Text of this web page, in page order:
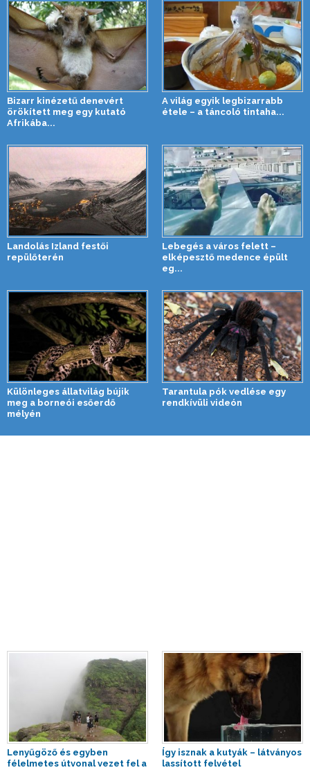
Bizarr kinézetű denevért
örökített meg egy kutató
Afrikába...
A világ egyik legbizarrabb
étele – a táncoló tintaha...
Landolás Izland festői
repülőterén
Lebegés a város felett –
elképesztő medence épült
eg...
Különleges állatvilág bújik
meg a borneói esőerdő
mélyén
Tarantula pók vedlése egy
rendkívüli videón
Lenyűgöző és egyben
félelmetes útvonal vezet fel a
Így isznak a kutyák – látványos
lassított felvétel